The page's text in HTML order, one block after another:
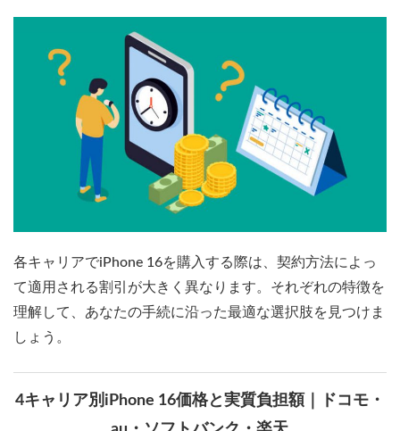
各キャリアでiPhone 16を購入する際は、契約方法によっ
て適用される割引が大きく異なります。それぞれの特徴を
理解して、あなたの手続に沿った最適な選択肢を見つけま
しょう。
4キャリア別iPhone 16価格と実質負担額｜ドコモ・